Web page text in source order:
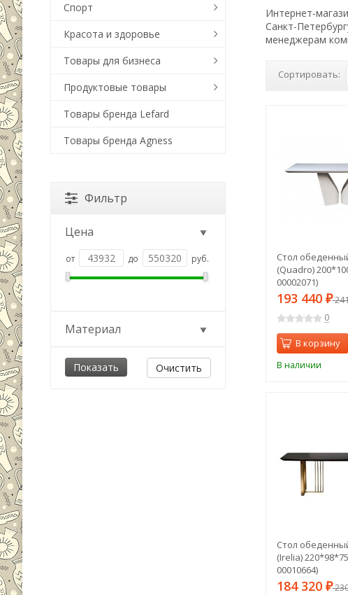
Интернет-
Санкт-
менеджерам
Сортировать:
Стол
(Quadro)
00002071)
193 440 ₽
0
В корзину
В наличии
Стол
(Irelia)
00010664)
184 320 ₽
Спорт
Красота и здоровье
Товары для бизнеса
Продуктовые товары
Товары бренда Lefard
Товары бренда Agness
Фильтр
Цена
от до руб.
Материал
Очистить